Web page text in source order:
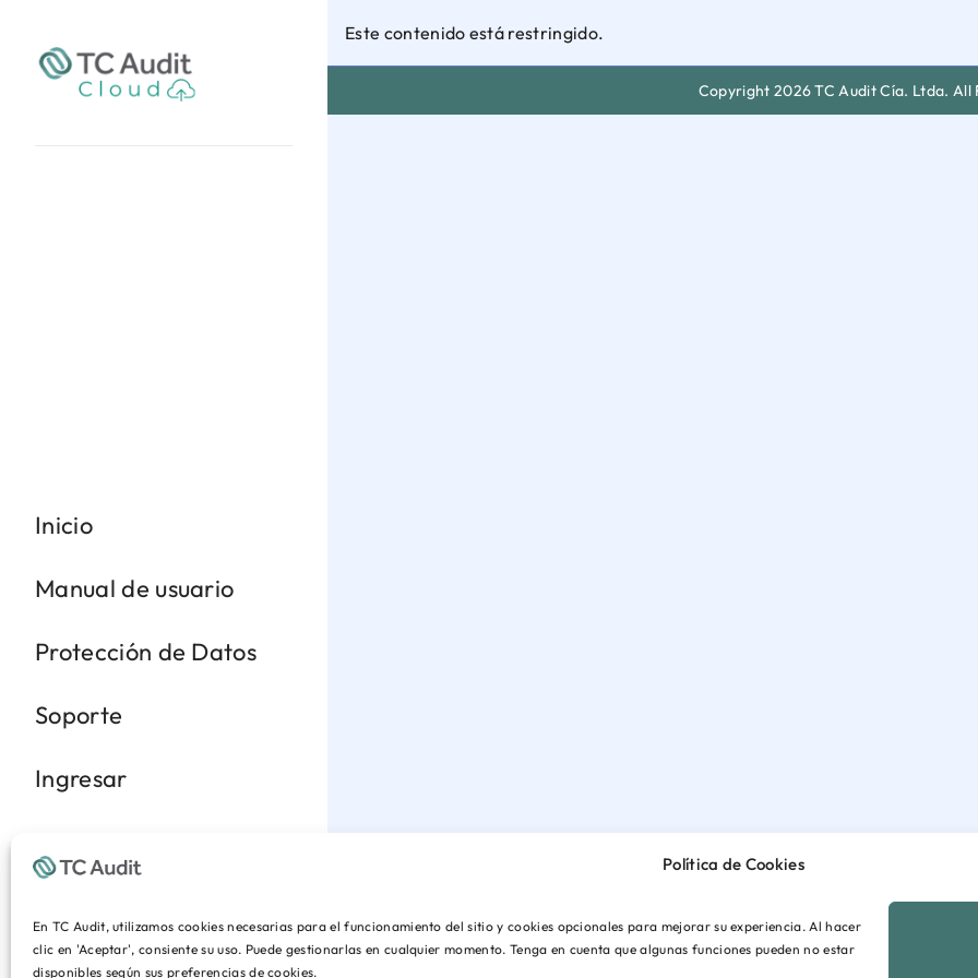
Política de Cookies
En TC Audit, utilizamos cookies necesarias para el funcionamiento del sitio y cookies opcionales para mejorar su experiencia. Al hacer
clic en 'Aceptar', consiente su uso. Puede gestionarlas en cualquier momento. Tenga en cuenta que algunas funciones pueden no estar
disponibles según sus preferencias de cookies.
Inicio
Manual de usuario
Protección de Datos
Soporte
Ingresar
Este contenido está restringido.
Copyright 2026 TC Audit Cía. Ltda. All